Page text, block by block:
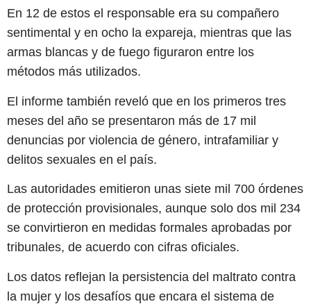
En 12 de estos el responsable era su compañero
sentimental y en ocho la expareja, mientras que las
armas blancas y de fuego figuraron entre los
métodos más utilizados.
El informe también reveló que en los primeros tres
meses del año se presentaron más de 17 mil
denuncias por violencia de género, intrafamiliar y
delitos sexuales en el país.
Las autoridades emitieron unas siete mil 700 órdenes
de protección provisionales, aunque solo dos mil 234
se convirtieron en medidas formales aprobadas por
tribunales, de acuerdo con cifras oficiales.
Los datos reflejan la persistencia del maltrato contra
la mujer y los desafíos que encara el sistema de